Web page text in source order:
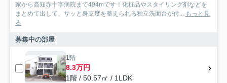
家から高知赤十字病院まで494mです！化粧品やスタイリング剤などを
まとめて出して、サッと身支度を整えられる独立洗面台が付... もっと見
る
募集中の部屋
1階
8.3万円
1階 / 50.57㎡ / 1LDK